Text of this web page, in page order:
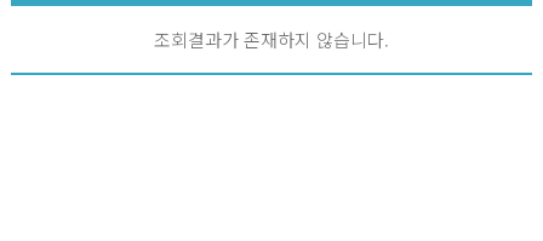
조회결과가 존재하지 않습니다.